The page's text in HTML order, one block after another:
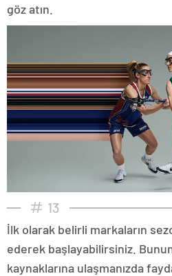
göz atın.
13
İlk olarak belirli markaların
ederek başlayabilirsiniz.
kaynaklarına ulaşmanızda